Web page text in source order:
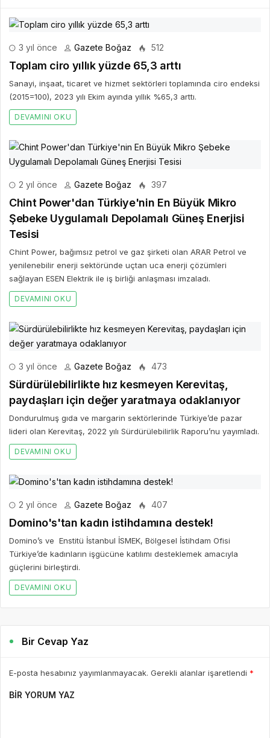
3 yıl önce Gazete Boğaz 512
Toplam ciro yıllık yüzde 65,3 arttı
Sanayi, inşaat, ticaret ve hizmet sektörleri toplamında ciro endeksi
(2015=100), 2023 yılı Ekim ayında yıllık %65,3 arttı.
DEVAMINI OKU
2 yıl önce Gazete Boğaz 397
Chint Power'dan Türkiye'nin En Büyük Mikro
Şebeke Uygulamalı Depolamalı Güneş Enerjisi
Tesisi
Chint Power, bağımsız petrol ve gaz şirketi olan ARAR Petrol ve
yenilenebilir enerji sektöründe uçtan uca enerji çözümleri
sağlayan ESEN Elektrik ile iş birliği anlaşması imzaladı.
DEVAMINI OKU
3 yıl önce Gazete Boğaz 473
Sürdürülebilirlikte hız kesmeyen Kerevitaş,
paydaşları için değer yaratmaya odaklanıyor
Dondurulmuş gıda ve margarin sektörlerinde Türkiye’de pazar
lideri olan Kerevitaş, 2022 yılı Sürdürülebilirlik Raporu’nu yayımladı.
DEVAMINI OKU
2 yıl önce Gazete Boğaz 407
Domino's'tan kadın istihdamına destek!
Domino’s ve Enstitü İstanbul İSMEK, Bölgesel İstihdam Ofisi
Türkiye’de kadınların işgücüne katılımı desteklemek amacıyla
güçlerini birleştirdi.
DEVAMINI OKU
Bir Cevap Yaz
E-posta hesabınız yayımlanmayacak. Gerekli alanlar işaretlendi *
BIR YORUM YAZ